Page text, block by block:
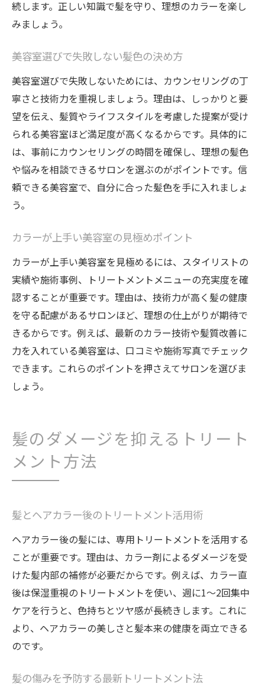
髪・ヘアカラーで白髪と上手に向き合うコ
ツ
人気美容室が提案する色持ちケア術
髪・ヘアカラーとトリートメントで若々し
さを維持
口コミ人気の白髪染め・ハイトーン体験談
インナーカラーで雰囲気を一新するコツ
髪・ヘアカラーのインナーカラー活用術
インナーカラーで雰囲気を変える方法
髪・ヘアカラー・トリートメントで差をつ
美容室で叶える個性派インナーカラー体験
インナーカラー長持ちのコツとケア方法
人気の髪・ヘアカラーを長持ちさせる方法
髪・ヘアカラーを美しく保つコツ
髪・ヘアカラー・トリートメントの持続ポ
イント
お気に入りの髪色を長持ちさせるケア法
口コミで評判の長持ちする髪・ヘアカラー
術
続します。正しい知識で髪を守り、理想のカラーを楽し
みましょう。
美容室選びで失敗しない髪色の決め方
美容室選びで失敗しないためには、カウンセリングの丁
寧さと技術力を重視しましょう。理由は、しっかりと要
望を伝え、髪質やライフスタイルを考慮した提案が受け
られる美容室ほど満足度が高くなるからです。具体的に
は、事前にカウンセリングの時間を確保し、理想の髪色
や悩みを相談できるサロンを選ぶのがポイントです。信
頼できる美容室で、自分に合った髪色を手に入れましょ
う。
カラーが上手い美容室の見極めポイント
カラーが上手い美容室を見極めるには、スタイリストの
実績や施術事例、トリートメントメニューの充実度を確
認することが重要です。理由は、技術力が高く髪の健康
を守る配慮があるサロンほど、理想の仕上がりが期待で
きるからです。例えば、最新のカラー技術や髪質改善に
力を入れている美容室は、口コミや施術写真でチェック
できます。これらのポイントを押さえてサロンを選びま
しょう。
髪のダメージを抑えるトリート
メント方法
髪とヘアカラー後のトリートメント活用術
ヘアカラー後の髪には、専用トリートメントを活用する
ことが重要です。理由は、カラー剤によるダメージを受
けた髪内部の補修が必要だからです。例えば、カラー直
後は保湿重視のトリートメントを使い、週に1～2回集中
ケアを行うと、色持ちとツヤ感が長続きします。これに
より、ヘアカラーの美しさと髪本来の健康を両立できる
のです。
髪の傷みを予防する最新トリートメント法